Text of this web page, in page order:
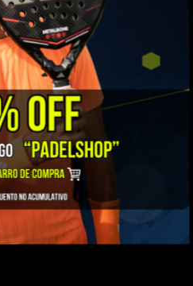
Encuentra todos los productos
Si tienes alguna duda,
guiando.